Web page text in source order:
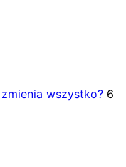
wszystko? 6